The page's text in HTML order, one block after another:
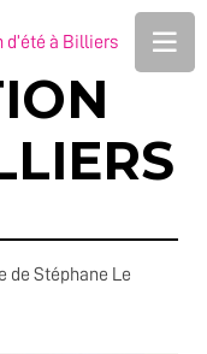
d’été à Billiers
de Stéphane Le